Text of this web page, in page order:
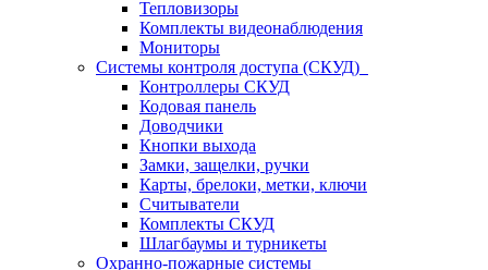
Тепловизоры
Комплекты видеонаблюдения
Мониторы
Системы контроля доступа (СКУД)
Контроллеры СКУД
Кодовая панель
Доводчики
Кнопки выхода
Замки, защелки, ручки
Карты, брелоки, метки, ключи
Считыватели
Комплекты СКУД
Шлагбаумы и турникеты
Охранно-пожарные системы